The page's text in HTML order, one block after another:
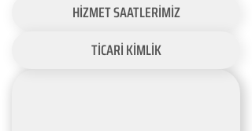
HİZMET SAATLERİMİZ
TİCARİ KİMLİK